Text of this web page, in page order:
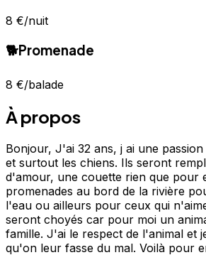
8 €/nuit
🐕Promenade
8 €/balade
À propos
Bonjour, J'ai 32 ans, j ai une
et surtout les chiens. Ils seront
d'amour, une couette rien que pour
promenades au bord de la rivière
l'eau ou ailleurs pour ceux qui
seront choyés car pour moi un
famille. J'ai le respect de l'animal et
qu'on leur fasse du mal. Voilà pour